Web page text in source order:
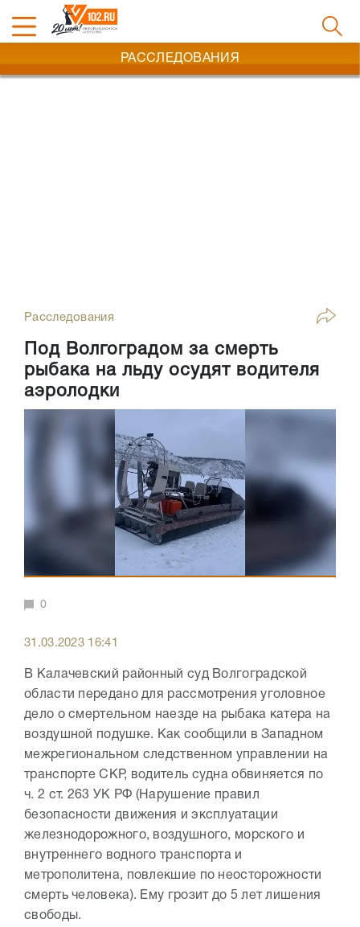
РАССЛЕДОВАНИЯ
Расследования
Под Волгоградом за смерть
рыбака на льду осудят водителя
аэролодки
0
31.03.2023 16:41
В Калачевский районный суд Волгоградской
области передано для рассмотрения уголовное
дело о смертельном наезде на рыбака катера на
воздушной подушке. Как сообщили в Западном
межрегиональном следственном управлении на
транспорте СКР, водитель судна обвиняется по
ч. 2 ст. 263 УК РФ (Нарушение правил
безопасности движения и эксплуатации
железнодорожного, воздушного, морского и
внутреннего водного транспорта и
метрополитена, повлекшие по неосторожности
смерть человека). Ему грозит до 5 лет лишения
свободы.